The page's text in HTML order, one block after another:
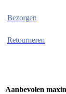
Bezorgen
Retourneren
Aanbevolen